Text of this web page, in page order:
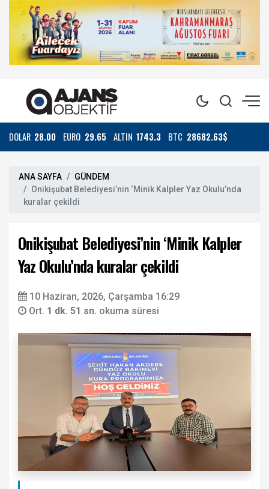
DOLAR 28.00 EURO 29.65 ALTIN 1743.3 BTC 28682.63$
ANA SAYFA
GÜNDEM
Onikişubat Belediyesi’nin ‘Minik Kalpler Yaz Okulu’nda
kuralar çekildi
Onikişubat Belediyesi’nin ‘Minik Kalpler
Yaz Okulu’nda kuralar çekildi
10 Haziran, 2026, Çarşamba 16:29
Ort. 1 dk. 51 sn. okuma süresi